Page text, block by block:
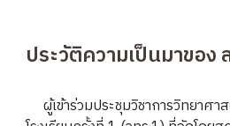
ประวัติความเป็นมาของ
ผู้เข้าร่วมประชุมวิชาการวิทยา